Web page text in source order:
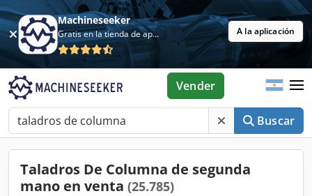
Machineseeker
Gratis en la tienda de aplicaciones A la aplicación
Buscar
Vender
Taladros De Columna de segunda
mano en venta (25.785)